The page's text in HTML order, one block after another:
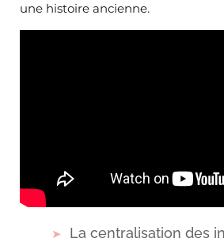
une histoire ancienne.
La centralisation des